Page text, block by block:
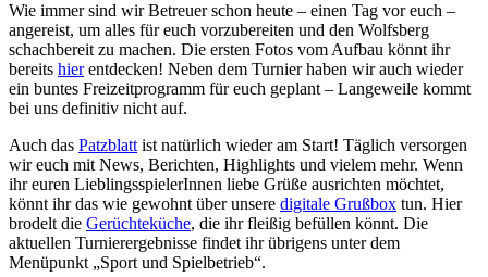
Wie immer sind wir Betreuer schon heute – einen Tag vor euch –
angereist, um alles für euch vorzubereiten und den Wolfsberg
schachbereit zu machen. Die ersten Fotos vom Aufbau könnt ihr
bereits hierentdecken! Neben dem Turnier haben wir auch wieder
ein buntes Freizeitprogramm für euch geplant – Langeweile kommt
bei uns definitiv nicht auf.
Auch das Patzblatt ist natürlich wieder am Start! Täglich versorgen
wir euch mit News, Berichten, Highlights und vielem mehr. Wenn
ihr euren LieblingsspielerInnen liebe Grüße ausrichten möchtet,
könnt ihr das wie gewohnt über unsere digitale Grußbox tun. Hier
brodelt die Gerüchteküche, die ihr fleißig befüllen könnt. Die
aktuellen Turnierergebnisse findet ihr übrigens unter dem
Menüpunkt „Sport und Spielbetrieb“.